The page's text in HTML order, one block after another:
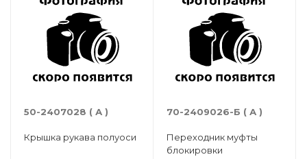
50-2407028 ( А )
Крышка рукава полуоси
70-2409026-Б ( А )
Переходник муфты
блокировки